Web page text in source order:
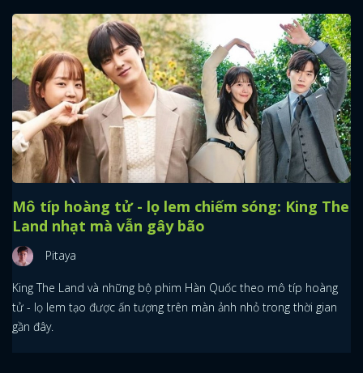
Mô típ hoàng tử - lọ lem chiếm sóng: King The
Land nhạt mà vẫn gây bão
Pitaya
King The Land và những bộ phim Hàn Quốc theo mô típ hoàng
tử - lọ lem tạo được ấn tượng trên màn ảnh nhỏ trong thời gian
gần đây.